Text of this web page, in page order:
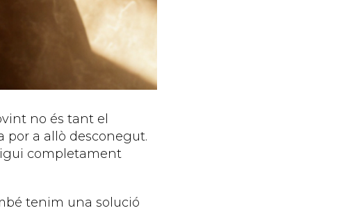
no és tant el
por a allò desconegut.
completament
tenim una solució